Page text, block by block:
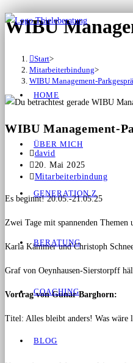
HOME
ÜBER MICH
GENERATION Z
BERATUNG
COACHING
BLOG
WIBU
Start>
Mitarbeiterbindung>
WIBU Management-
WIBU Management-
david
20. Mai 2025
Mitarbeiterbindung
Es beginnt! 20.05.-21.05.25
Zwei Tage mit spannenden Themen
Karla Kämmer und Christoph
Graf von Oeynhausen-Sierstorpff
Vortrag von Gunar Barghorn:
Titel: Alles bleibt anders! Was wäre